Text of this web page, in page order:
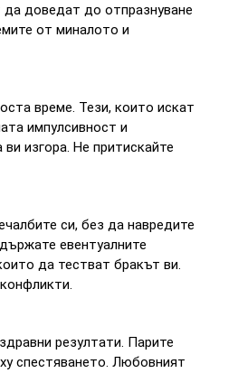
доведат до отпразнуване
от миналото и
време. Тези, които искат
импулсивност и
изгора. Не притискайте
си, без да навредите
евентуалните
да тестват бракът ви.
резултати. Парите
спестяването. Любовният